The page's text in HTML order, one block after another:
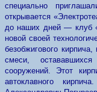
специально
открывается
до наших дней — клуб
новой своей
безобжигового
смеси,
сооружений. Этот
автоклавного